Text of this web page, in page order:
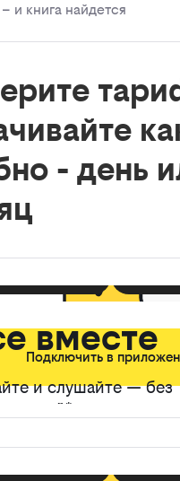
и книга найдется
- день
вместе
и слушайте — без
Подключить в